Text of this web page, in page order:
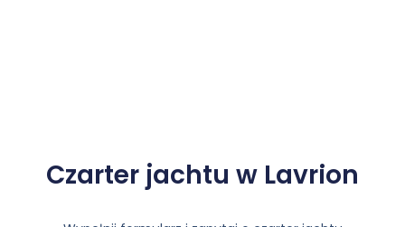
Czarter jachtu w Lavrion